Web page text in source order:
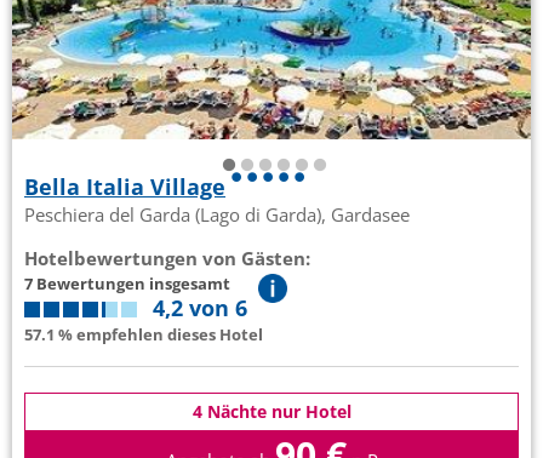
Bella Italia Village
Peschiera del Garda (Lago di Garda), Gardasee
Hotelbewertungen von Gästen:
7 Bewertungen insgesamt
4,2 von 6
57.1 % empfehlen dieses Hotel
4 Nächte nur Hotel